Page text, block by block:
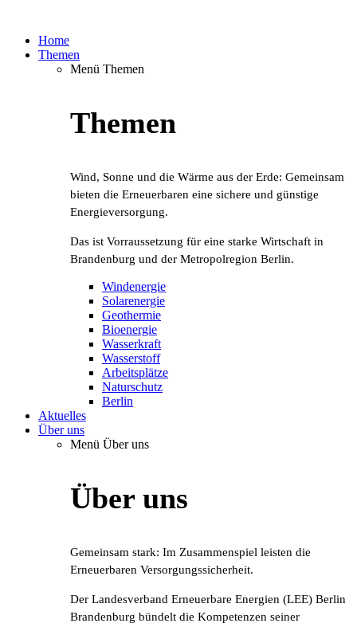
Home
Themen
Menü Themen
Themen
Wind, Sonne und die Wärme aus der Erde: Gemeinsam
bieten die Erneuerbaren eine sichere und günstige
Energieversorgung.
Das ist Vorraussetzung für eine starke Wirtschaft in
Brandenburg und der Metropolregion Berlin.
Windenergie
Solarenergie
Geothermie
Bioenergie
Wasserkraft
Wasserstoff
Arbeitsplätze
Naturschutz
Berlin
Aktuelles
Über uns
Menü Über uns
Über uns
Gemeinsam stark: Im Zusammenspiel leisten die
Erneuerbaren Versorgungssicherheit.
Der Landesverband Erneuerbare Energien (LEE) Berlin
Brandenburg bündelt die Kompetenzen seiner